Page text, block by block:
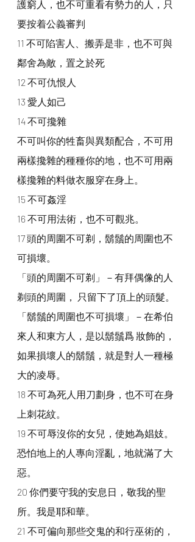
護窮人，也不可重看有勢力的人，只
要按着公義審判
11 不可陷害人、搬弄是非，也不可與
鄰舍為敵，置之於死
12 不可仇恨人
13 愛人如己
14 不可攙雜
不可叫你的牲畜與異類配合，不可用
兩樣攙雜的種種你的地，也不可用兩
樣攙雜的料做衣服穿在身上。
15 不可姦淫
16 不可用法術，也不可觀兆。
17 頭的周圍不可剃，鬍鬚的周圍也不
可損壞。
「頭的周圍不可剃」－有拜偶像的人
剃頭的周圍， 只留下了頂上的頭髮。
「鬍鬚的周圍也不可損壞」－在希伯
來人和東方人，是以鬍鬚爲 妝飾的，
如果損壞人的鬍鬚，就是對人一種極
大的凌辱。
18 不可為死人用刀劃身，也不可在身
上刺花紋。
19 不可辱沒你的女兒，使她為娼妓。
恐怕地上的人專向淫亂，地就滿了大
惡。
20 你們要守我的安息日，敬我的聖
所。我是耶和華。
21 不可偏向那些交鬼的和行巫術的，